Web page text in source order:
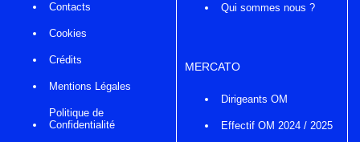
Contacts
Cookies
Crédits
Mentions Légales
Politique de
Confidentialité
Qui sommes nous ?
MERCATO
Dirigeants OM
Effectif OM 2024 / 2025